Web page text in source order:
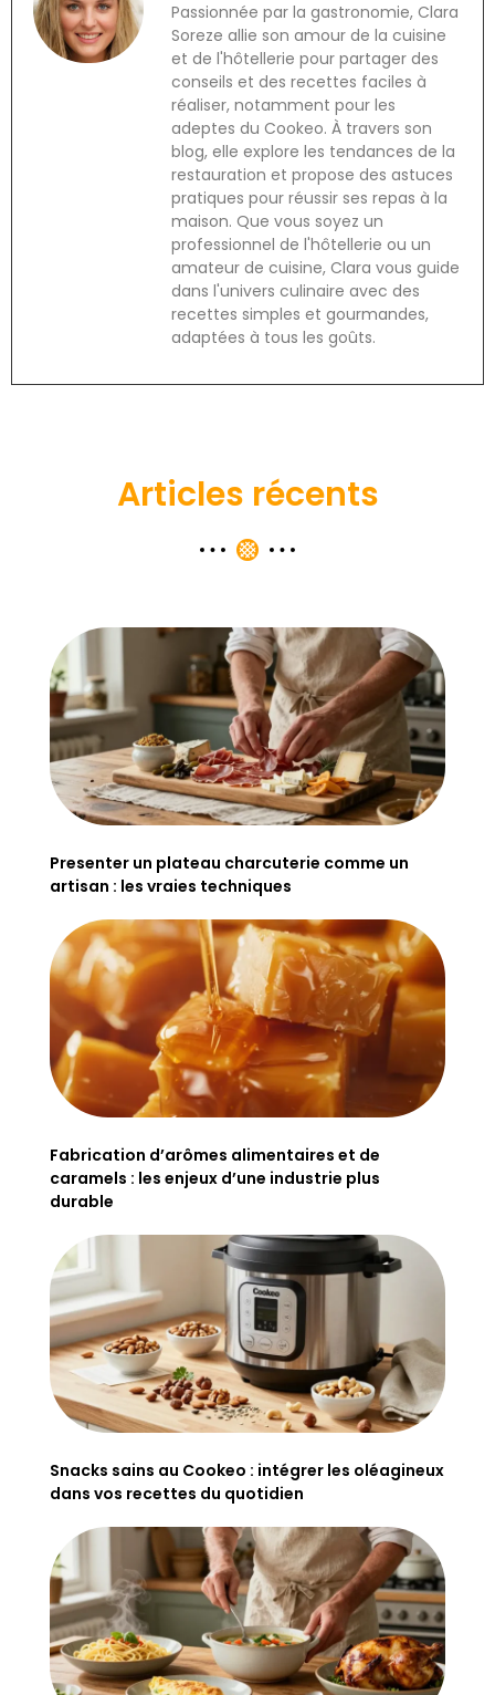
Passionnée par la gastronomie, Clara
Soreze allie son amour de la cuisine
et de l'hôtellerie pour partager des
conseils et des recettes faciles à
réaliser, notamment pour les
adeptes du Cookeo. À travers son
blog, elle explore les tendances de la
restauration et propose des astuces
pratiques pour réussir ses repas à la
maison. Que vous soyez un
professionnel de l'hôtellerie ou un
amateur de cuisine, Clara vous guide
dans l'univers culinaire avec des
recettes simples et gourmandes,
adaptées à tous les goûts.
Articles récents
Presenter un plateau charcuterie comme un
artisan : les vraies techniques
Fabrication d’arômes alimentaires et de
caramels : les enjeux d’une industrie plus
durable
Snacks sains au Cookeo : intégrer les oléagineux
dans vos recettes du quotidien